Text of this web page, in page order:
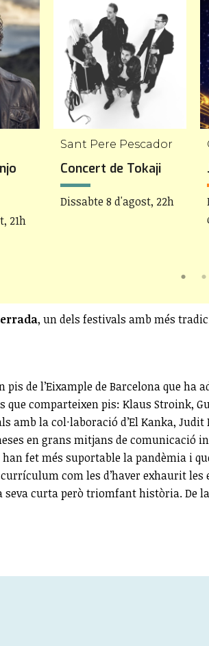
21h
Sant Pere Pescador
Concert de Tokaji
Dissabte 8 d'agost, 22h
, un dels festivals amb més
de l’Eixample de Barcelona que
que comparteixen pis: Klaus Stroink,
amb la col·laboració d’El Kanka,
en grans mitjans de
fet més suportable la pandèmia i
com les d’haver exhaurit
curta però triomfant història. De